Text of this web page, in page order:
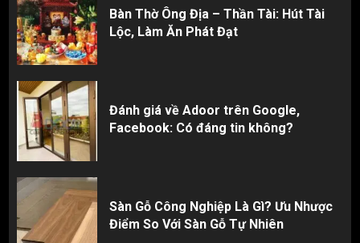
Bàn Thờ Ông Địa – Thần Tài: Hút Tài
Lộc, Làm Ăn Phát Đạt
Đánh giá về Adoor trên Google,
Facebook: Có đáng tin không?
Sàn Gỗ Công Nghiệp Là Gì? Ưu Nhược
Điểm So Với Sàn Gỗ Tự Nhiên